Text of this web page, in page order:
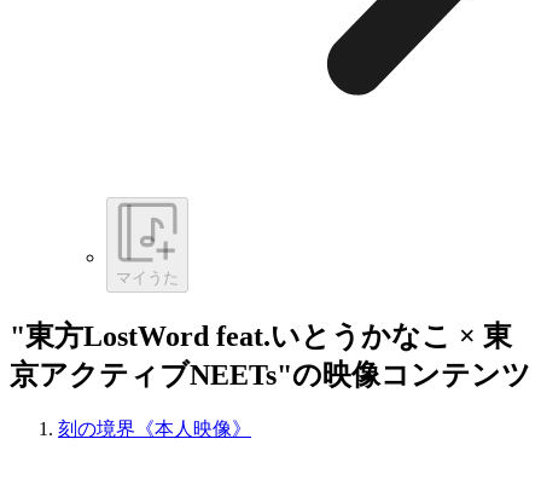
マイうた
"東方LostWord feat.いとうかなこ × 東
京アクティブNEETs"の映像コンテンツ
刻の境界《本人映像》